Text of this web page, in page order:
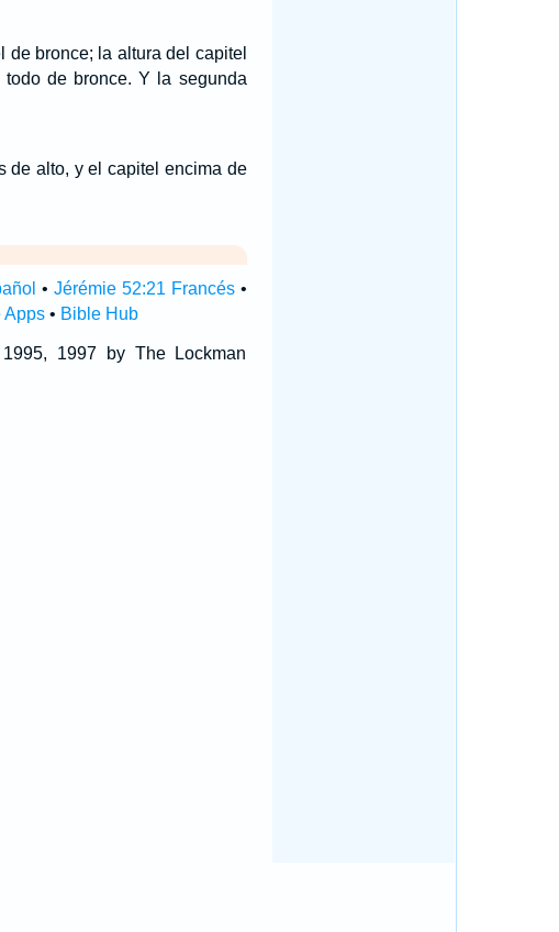
de bronce; la altura del capitel
de bronce. Y la segunda
de alto, y el capitel encima de
• Jérémie 52:21 Francés•
Apps• Bible Hub
1997 by The Lockman